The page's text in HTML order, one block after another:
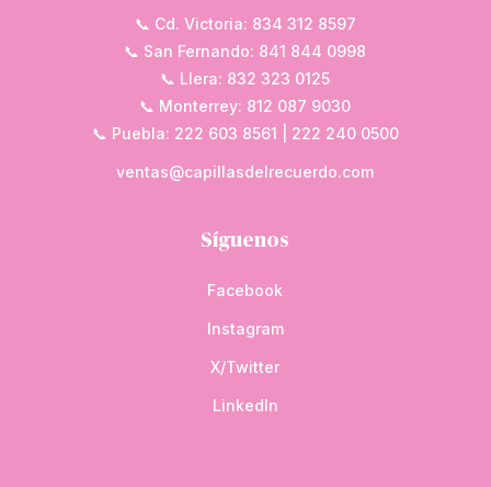
📞 Cd. Victoria: 834 312 8597
📞 San Fernando: 841 844 0998
📞 Llera: 832 323 0125
📞 Monterrey: 812 087 9030
📞 Puebla: 222 603 8561 | 222 240 0500
ventas@capillasdelrecuerdo.com
Síguenos
Facebook
Instagram
X/Twitter
LinkedIn